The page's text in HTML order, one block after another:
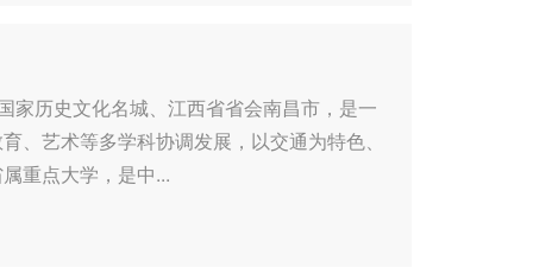
家历史文化名城、江西省省会南昌市，是一
、艺术等多学科协调发展，以交通为特色、
重点大学，是中...